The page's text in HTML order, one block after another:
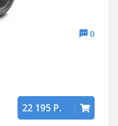
0
22 195 Р.